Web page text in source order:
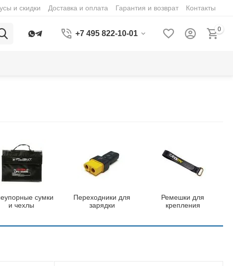
и скидки Доставка и оплата Гарантия и возврат Контакты
+7 495 822-10-01 0
сумки
и чехлы
Переходники для
зарядки
Ремешки для
крепления